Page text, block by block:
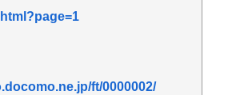
ft/0000002/